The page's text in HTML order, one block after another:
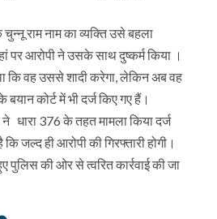
चुन्नू राम नाम का व्यक्ति उसे बहला
आरोपी ने उसके साथ दुष्कर्म किया ।
कि वह उससे शादी करेगा, लेकिन अब वह
कोर्ट में भी दर्ज किए गए हैं।
धारा 376 के तहत मामला किया दर्ज
जल्द ही आरोपी की गिरफ्तारी होगी।
पुलिस की ओर से त्वरित कार्रवाई की जा